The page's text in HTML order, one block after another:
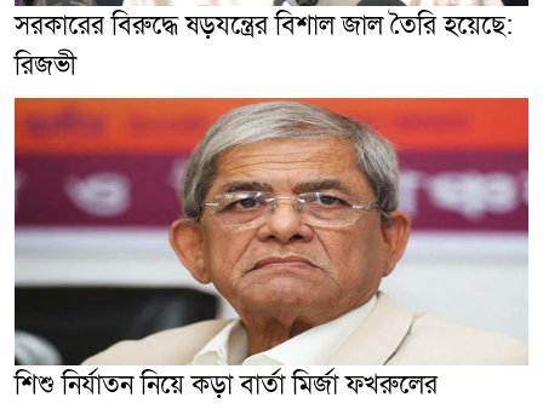
সরকারের বিরুদ্ধে ষড়যন্ত্রের বিশাল জাল তৈরি হয়েছে:
রিজভী
শিশু নির্যাতন নিয়ে কড়া বার্তা মির্জা ফখরুলের